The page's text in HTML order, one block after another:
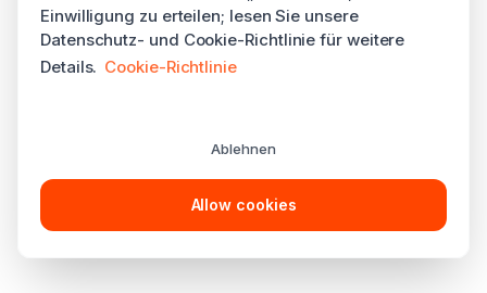
Einwilligung zu erteilen; lesen Sie unsere
Datenschutz- und Cookie-Richtlinie für weitere
Details. Cookie-Richtlinie
Ablehnen
Allow cookies